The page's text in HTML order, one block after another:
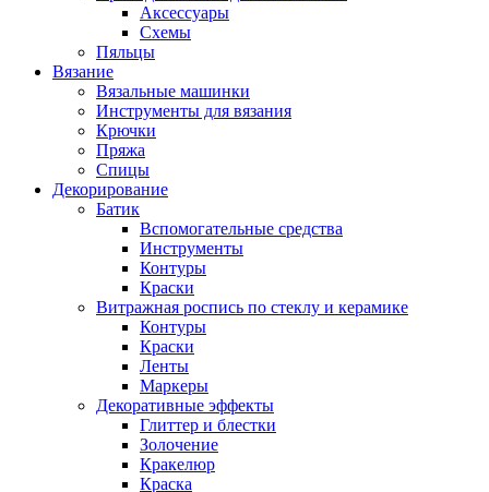
Аксессуары
Схемы
Пяльцы
Вязание
Вязальные машинки
Инструменты для вязания
Крючки
Пряжа
Спицы
Декорирование
Батик
Вспомогательные средства
Инструменты
Контуры
Краски
Витражная роспись по стеклу и керамике
Контуры
Краски
Ленты
Маркеры
Декоративные эффекты
Глиттер и блестки
Золочение
Кракелюр
Краска